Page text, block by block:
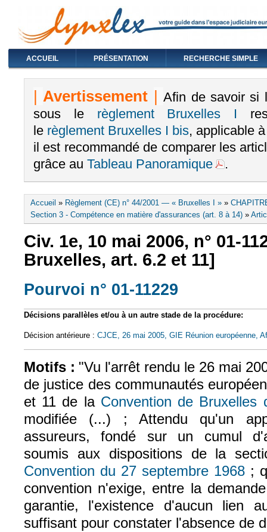
ACCUEIL PRÉSENTATION RECHERCHE SIMPLE
|Avertissement | Afin de savoir si
sous le règlement Bruxelles I
le règlement Bruxelles I bis, applicable
il est recommandé de comparer les
grâce au Tableau Panoramique .
Vous êtes ici
Accueil » Règlement (CE) n° 44/2001 — « Bruxelles I » »
Section 3 - Compétence en matière d'assurances (art. 8 à 14) »
Civ. 1e, 10 mai 2006, n° 01-
Bruxelles, art. 6.2 et 11]
Pourvoi n° 01-11229
Décisions parallèles et/ou à un autre stade de la procédure:
Décision antérieure : CJCE, 26 mai 2005, GIE Réunion européenne,
Motifs : "Vu l'arrêt rendu le 26 mai
de justice des communautés
et 11 de la Convention de Bruxelles
modifiée (...) ; Attendu qu'un
assureurs, fondé sur un cumul
soumis aux dispositions de la
Convention du 27 septembre 1968 (le
;
convention n'exige, entre la
garantie, l'existence d'aucun lien
suffisant pour constater l'absence de